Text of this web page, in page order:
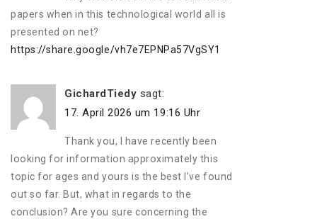
papers when in this technological world all is
presented on net?
https://share.google/vh7e7EPNPa57VgSY1
GichardTiedy sagt:
17. April 2026 um 19:16 Uhr
Thank you, I have recently been
looking for information approximately this
topic for ages and yours is the best I’ve found
out so far. But, what in regards to the
conclusion? Are you sure concerning the